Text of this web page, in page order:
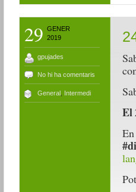
29 GENER
2019
gpujades
No hi ha comentaris
General, Intermedi
El